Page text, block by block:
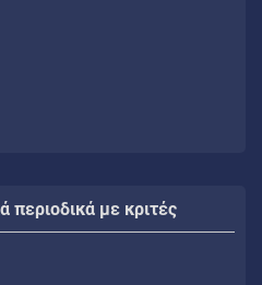
περιοδικά με κριτές